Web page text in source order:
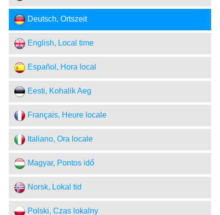
Deutsch, Ortszeit
English, Local time
Español, Hora local
Eesti, Kohalik Aeg
Français, Heure locale
Italiano, Ora locale
Magyar, Pontos idő
Norsk, Lokal tid
Polski, Czas lokalny